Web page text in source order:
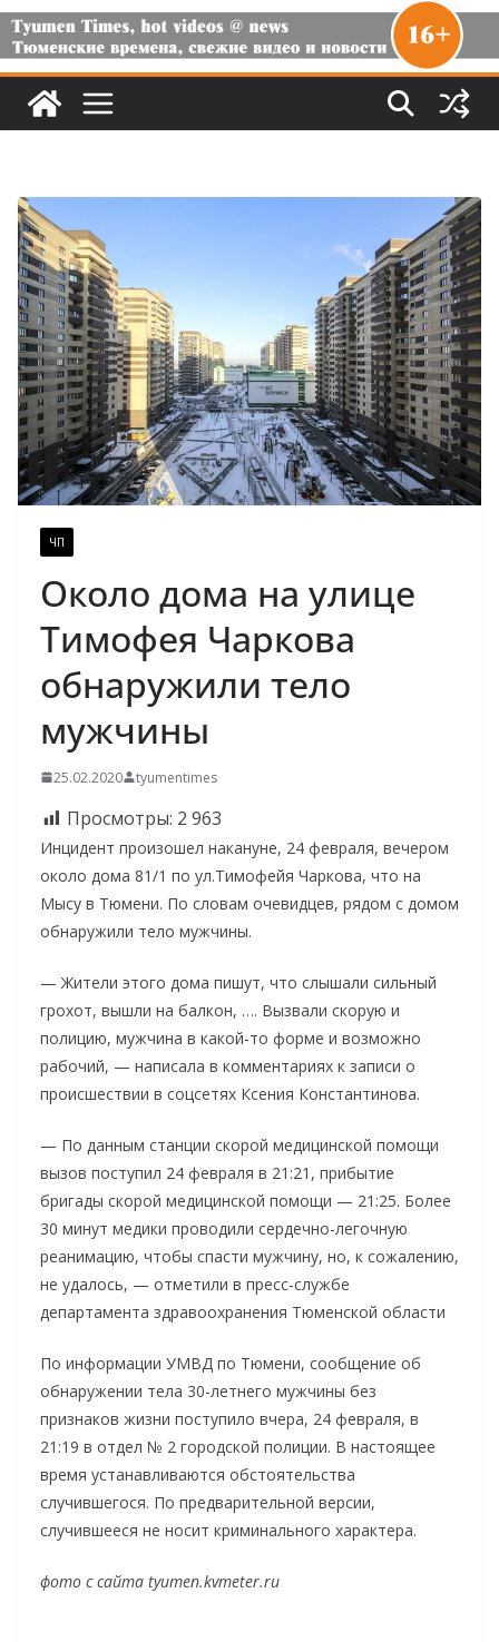
ЧП
Около дома на улице
Тимофея Чаркова
обнаружили тело
мужчины
25.02.2020 tyumentimes
Просмотры: 2 963
Инцидент произошел накануне, 24 февраля, вечером
около дома 81/1 по ул.Тимофейя Чаркова, что на
Мысу в Тюмени. По словам очевидцев, рядом с домом
обнаружили тело мужчины.
— Жители этого дома пишут, что слышали сильный
грохот, вышли на балкон, …. Вызвали скорую и
полицию, мужчина в какой-то форме и возможно
рабочий, — написала в комментариях к записи о
происшествии в соцсетях Ксения Константинова.
— По данным станции скорой медицинской помощи
вызов поступил 24 февраля в 21:21, прибытие
бригады скорой медицинской помощи — 21:25. Более
30 минут медики проводили сердечно-легочную
реанимацию, чтобы спасти мужчину, но, к сожалению,
не удалось, — отметили в пресс-службе
департамента здравоохранения Тюменской области
По информации УМВД по Тюмени, сообщение об
обнаружении тела 30-летнего мужчины без
признаков жизни поступило вчера, 24 февраля, в
21:19 в отдел № 2 городской полиции. В настоящее
время устанавливаются обстоятельства
случившегося. По предварительной версии,
случившееся не носит криминального характера.
фото с сайта tyumen.kvmeter.ru